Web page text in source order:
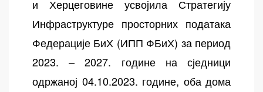
и Херцеговине усвојила Стратегију
Инфраструктуре просторних података
Федерације БиХ (ИПП ФБиХ) за период
2023. – 2027. године на сједници
одржаној 04.10.2023. године, оба дома